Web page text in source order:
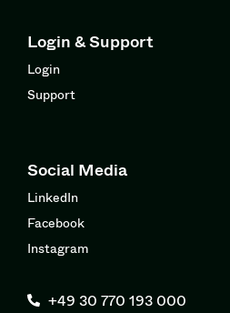
Login & Support
Login
Support
Social Media
LinkedIn
Facebook
Instagram
+49 30 770 193 000